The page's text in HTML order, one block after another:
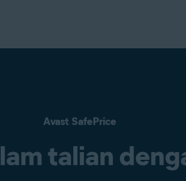
Avast SafePrice
talian